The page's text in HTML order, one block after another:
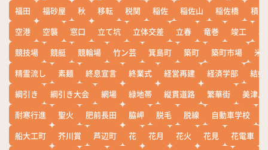
福田
福砂屋 秋 移転 税関 稲佐 稲佐山 稲佐橋
積雪
空港
空襲 窓口 立て坑 立体交差 立春 竜巻 竣工
競技場
競艇 競輪場 竹ン芸 箕島町 築町 築町市場
米
精霊流し
素麺 終息宣言 終業式 経営再建 経済学部
結婚
綱引き
綱引き大会 網場 緑地帯 縦貫道路 繁華街
美津島
耐寒行進
聖火 肥前長田 脇岬 脱毛 脱線 自動車学校
船大工町
芥川賞 芦辺町 花 花月 花火 花見 花電車